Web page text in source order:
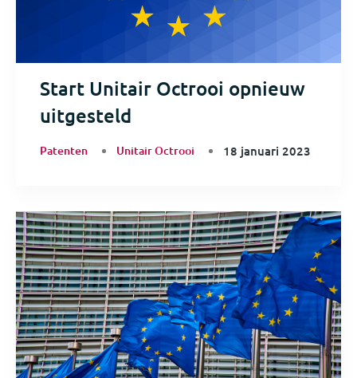
Start Unitair Octrooi opnieuw
uitgesteld
Patenten Unitair Octrooi 18 januari 2023